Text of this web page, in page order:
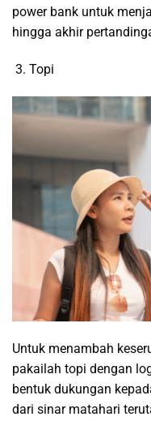
power bank untuk
hingga akhir
Topi
Untuk menambah
pakailah topi dengan
bentuk dukungan
dari sinar matahari